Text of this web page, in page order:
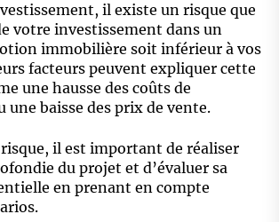
il existe un risque que
votre investissement dans un
immobilière soit inférieur à vos
facteurs peuvent expliquer cette
une hausse des coûts de
une baisse des prix de vente.
il est important de réaliser
du projet et d’évaluer sa
en prenant en compte